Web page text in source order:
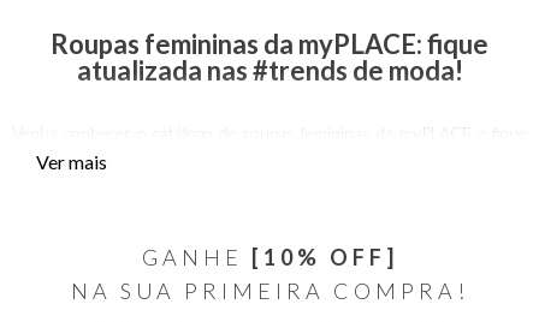
Roupas femininas da myPLACE: fique
atualizada nas #trends de moda!
Venha conhecer o catálogo de roupas femininas da myPLACE e fique
por dentro de todas as tendências em moda para mulheres cheias de
resistentes e duráveis para que elas te acompanhem por muito tempo
enquanto você conquista os seus sonhos. A myPLACE conta com
Ver mais
GANHE
[10% OFF]
NA SUA PRIMEIRA COMPRA!